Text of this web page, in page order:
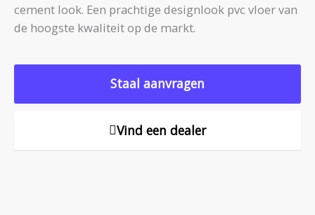
cement look. Een prachtige designlook pvc vloer van
de hoogste kwaliteit op de markt.
Staal aanvragen
Vind een dealer